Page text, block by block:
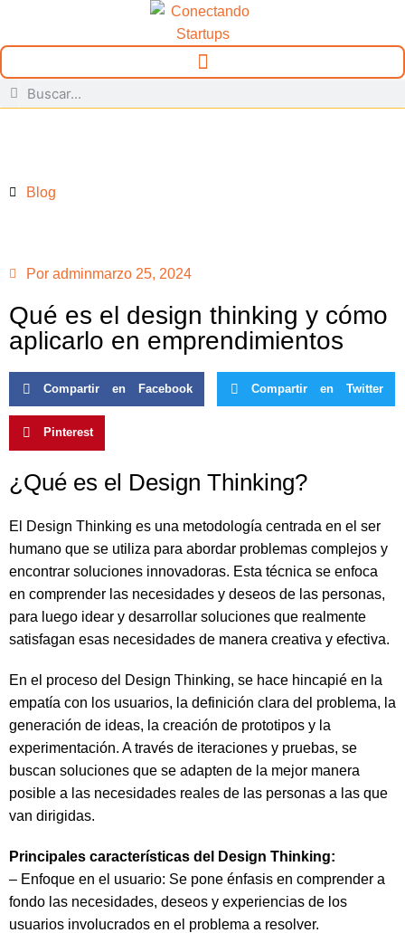
Blog
Por adminmarzo 25, 2024
Qué es el design thinking y cómo
aplicarlo en emprendimientos
Compartir en Facebook Compartir en Twitter
Pinterest
¿Qué es el Design Thinking?
El Design Thinking es una metodología centrada en el ser
humano que se utiliza para abordar problemas complejos y
encontrar soluciones innovadoras. Esta técnica se enfoca
en comprender las necesidades y deseos de las personas,
para luego idear y desarrollar soluciones que realmente
satisfagan esas necesidades de manera creativa y efectiva.
En el proceso del Design Thinking, se hace hincapié en la
empatía con los usuarios, la definición clara del problema, la
generación de ideas, la creación de prototipos y la
experimentación. A través de iteraciones y pruebas, se
buscan soluciones que se adapten de la mejor manera
posible a las necesidades reales de las personas a las que
van dirigidas.
Principales características del Design Thinking:
– Enfoque en el usuario: Se pone énfasis en comprender a
fondo las necesidades, deseos y experiencias de los
usuarios involucrados en el problema a resolver.